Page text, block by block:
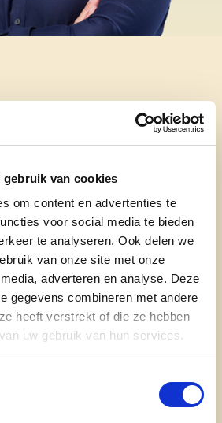
gebruik van cookies
om content en advertenties te
voor social media te bieden
te analyseren. Ook delen we
van onze site met onze
adverteren en analyse. Deze
gegevens combineren met andere
heeft verstrekt of die ze hebben
uw gebruik van hun services.
zette ik me de voorbije
en voor meer netheid in
mocht ik als vervanger van
van het schepenambt
kan je mij vooral kennen als
Parlementslid of van op de
van mijn geliefkoosde
Roeselare. Als papa van
zie je me aan de
het hockeyterrein van de